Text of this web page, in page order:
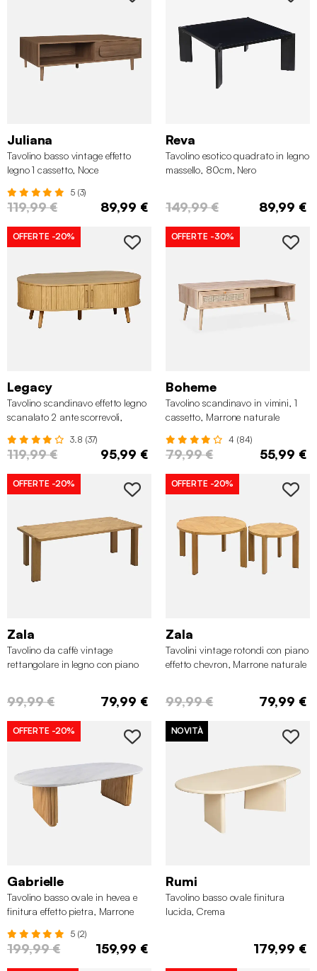
Juliana
Tavolino basso vintage effetto
legno 1 cassetto, Noce
5 (3)
119,99 € 89,99 €
Reva
Tavolino esotico quadrato in legno
massello, 80cm, Nero
149,99 € 89,99 €
OFFERTE -20%
Legacy
Tavolino scandinavo effetto legno
scanalato 2 ante scorrevoli,
3.8 (37)
119,99 € 95,99 €
OFFERTE -30%
Boheme
Tavolino scandinavo in vimini, 1
cassetto, Marrone naturale
4 (84)
79,99 € 55,99 €
OFFERTE -20%
Zala
Tavolino da caffè vintage
rettangolare in legno con piano
99,99 € 79,99 €
OFFERTE -20%
Zala
Tavolini vintage rotondi con piano
effetto chevron, Marrone naturale
99,99 € 79,99 €
OFFERTE -20%
Gabrielle
Tavolino basso ovale in hevea e
finitura effetto pietra, Marrone
5 (2)
199,99 € 159,99 €
NOVITÀ
Rumi
Tavolino basso ovale finitura
lucida, Crema
179,99 €